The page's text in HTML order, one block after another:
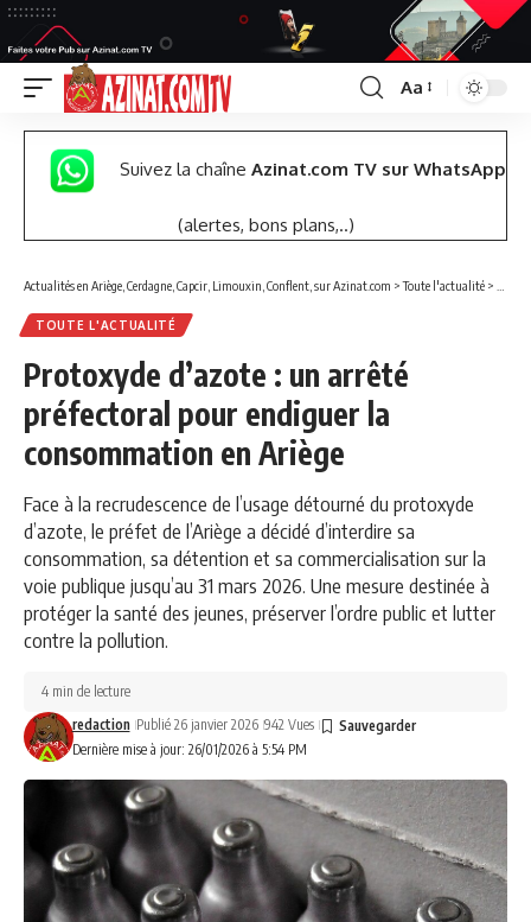
Font
Resizer
Aa
Suivez la chaîne Azinat.com TV sur WhatsApp
(alertes, bons plans,..)
Actualités en Ariège, Cerdagne, Capcir, Limouxin, Conflent, sur Azinat.com >Toute l'actualité >
TOUTE L'ACTUALITÉ
Protoxyde d’azote : un arrêté
préfectoral pour endiguer la
consommation en Ariège
Face à la recrudescence de l’usage détourné du protoxyde
d’azote, le préfet de l’Ariège a décidé d’interdire sa
consommation, sa détention et sa commercialisation sur la
voie publique jusqu’au 31 mars 2026. Une mesure destinée à
protéger la santé des jeunes, préserver l’ordre public et lutter
contre la pollution.
Dernière mise à jour: 26/01/2026 à 5:54 PM
redaction Publié 26 janvier 2026 942 Vues
4 min de lecture